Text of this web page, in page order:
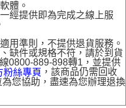
體。
經提供即為完成之線上服
用準則，不提供退貨服務。
缺件或規格不符，請於到貨
0800-889-898轉1，並提供
粉絲專頁 ，該商品仍需回收
您協助，盡速為您辦理退換